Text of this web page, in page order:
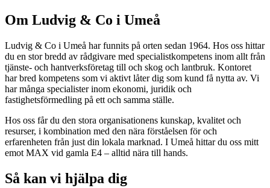
Om Ludvig & Co i Umeå
Ludvig & Co i Umeå har funnits på orten sedan 1964. Hos oss hittar
du en stor bredd av rådgivare med specialistkompetens inom allt från
tjänste- och hantverksföretag till och skog och lantbruk. Kontoret
har bred kompetens som vi aktivt låter dig som kund få nytta av. Vi
har många specialister inom ekonomi, juridik och
fastighetsförmedling på ett och samma ställe.
Hos oss får du den stora organisationens kunskap, kvalitet och
resurser, i kombination med den nära förståelsen för och
erfarenheten från just din lokala marknad. I Umeå hittar du oss mitt
emot MAX vid gamla E4 – alltid nära till hands.
Så kan vi hjälpa dig